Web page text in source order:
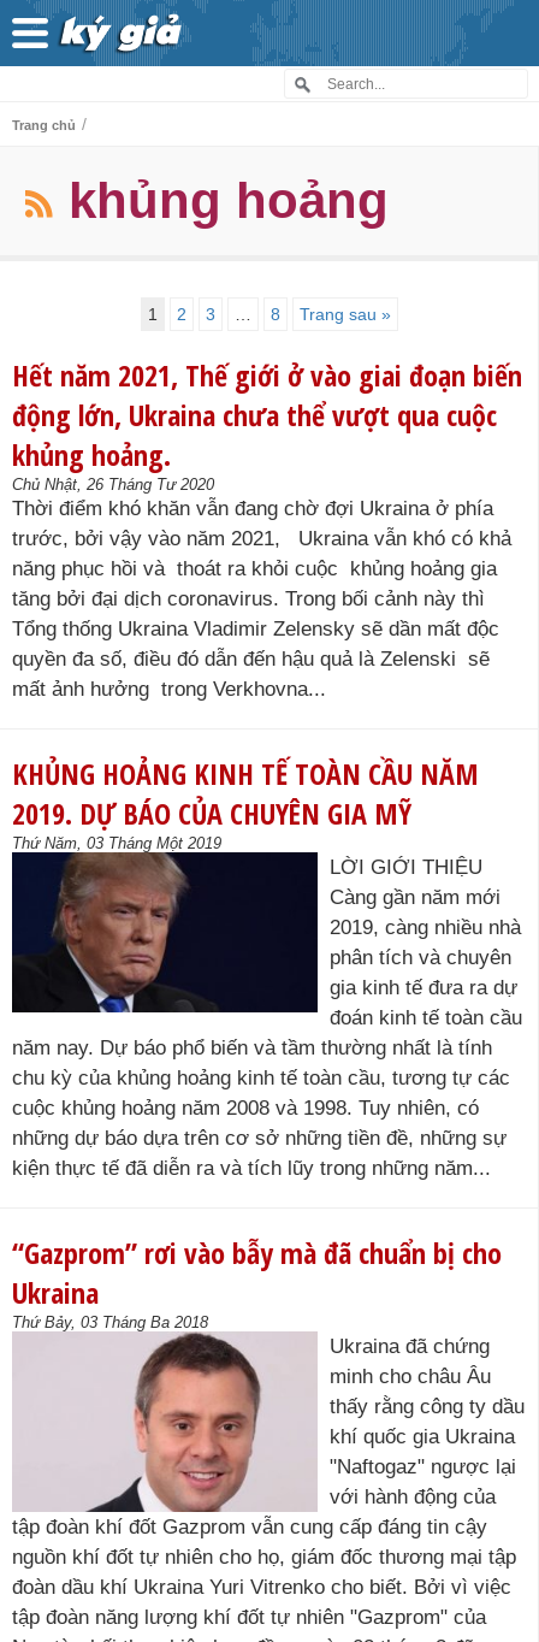
Trang chủ /
khủng hoảng
1 2 3 8 Trang sau »
Hết năm 2021, Thế giới ở vào giai đoạn biến
động lớn, Ukraina chưa thể vượt qua cuộc
khủng hoảng.
Chủ Nhật, 26 Tháng Tư 2020
Thời điểm khó khăn vẫn đang chờ đợi Ukraina ở phía
trước, bởi vậy vào năm 2021, Ukraina vẫn khó có khả
năng phục hồi và thoát ra khỏi cuộc khủng hoảng gia
tăng bởi đại dịch coronavirus. Trong bối cảnh này thì
Tổng thống Ukraina Vladimir Zelensky sẽ dần mất độc
quyền đa số, điều đó dẫn đến hậu quả là Zelenski sẽ
mất ảnh hưởng trong Verkhovna...
KHỦNG HOẢNG KINH TẾ TOÀN CẦU NĂM
2019. DỰ BÁO CỦA CHUYÊN GIA MỸ
Thứ Năm, 03 Tháng Một 2019
LỜI GIỚI THIỆU
Càng gần năm mới
2019, càng nhiều nhà
phân tích và chuyên
gia kinh tế đưa ra dự
đoán kinh tế toàn cầu
năm nay. Dự báo phổ biến và tầm thường nhất là tính
chu kỳ của khủng hoảng kinh tế toàn cầu, tương tự các
cuộc khủng hoảng năm 2008 và 1998. Tuy nhiên, có
những dự báo dựa trên cơ sở những tiền đề, những sự
kiện thực tế đã diễn ra và tích lũy trong những năm...
“Gazprom” rơi vào bẫy mà đã chuẩn bị cho
Ukraina
Thứ Bảy, 03 Tháng Ba 2018
Ukraina đã chứng
minh cho châu Âu
thấy rằng công ty dầu
khí quốc gia Ukraina
"Naftogaz" ngược lại
với hành động của
tập đoàn khí đốt Gazprom vẫn cung cấp đáng tin cậy
nguồn khí đốt tự nhiên cho họ, giám đốc thương mại tập
đoàn dầu khí Ukraina Yuri Vitrenko cho biết. Bởi vì việc
tập đoàn năng lượng khí đốt tự nhiên "Gazprom" của